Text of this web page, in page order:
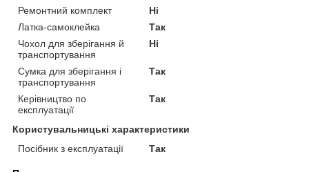
Ремонтний комплект
Ні
Латка-самоклейка
Так
Чохол для зберігання й
транспортування
Ні
Сумка для зберігання і
транспортування
Так
Керівництво по
експлуатації
Так
Користувальницькі характеристики
Посібник з експлуатації
Так